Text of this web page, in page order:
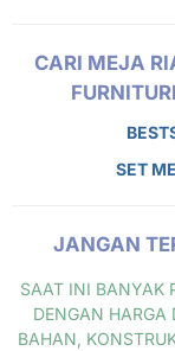
CARI MEJA
SET
JANGAN
SAAT INI BANYAK
DENGAN
BAHAN,